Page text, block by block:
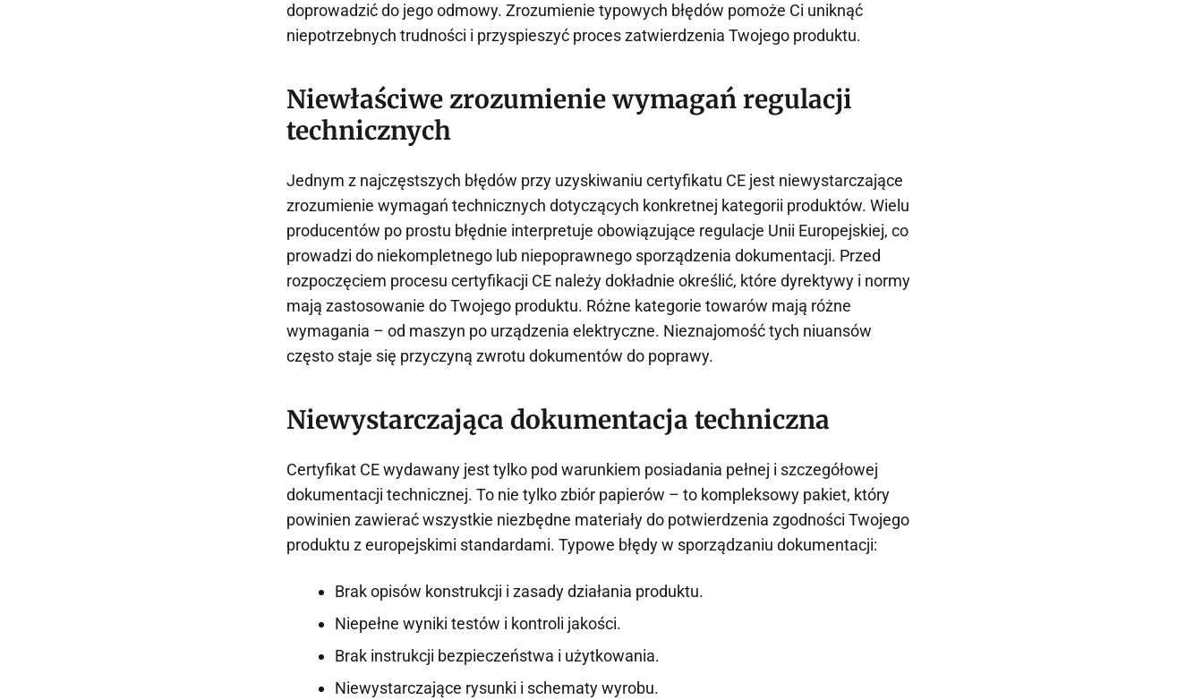
doprowadzić do jego odmowy. Zrozumienie typowych błędów pomoże Ci uniknąć
niepotrzebnych trudności i przyspieszyć proces zatwierdzenia Twojego produktu.
Niewłaściwe zrozumienie wymagań regulacji
technicznych
Jednym z najczęstszych błędów przy uzyskiwaniu certyfikatu CE jest niewystarczające
zrozumienie wymagań technicznych dotyczących konkretnej kategorii produktów. Wielu
producentów po prostu błędnie interpretuje obowiązujące regulacje Unii Europejskiej, co
prowadzi do niekompletnego lub niepoprawnego sporządzenia dokumentacji. Przed
rozpoczęciem procesu certyfikacji CE należy dokładnie określić, które dyrektywy i normy
mają zastosowanie do Twojego produktu. Różne kategorie towarów mają różne
wymagania – od maszyn po urządzenia elektryczne. Nieznajomość tych niuansów
często staje się przyczyną zwrotu dokumentów do poprawy.
Niewystarczająca dokumentacja techniczna
Certyfikat CE wydawany jest tylko pod warunkiem posiadania pełnej i szczegółowej
dokumentacji technicznej. To nie tylko zbiór papierów – to kompleksowy pakiet, który
powinien zawierać wszystkie niezbędne materiały do potwierdzenia zgodności Twojego
produktu z europejskimi standardami. Typowe błędy w sporządzaniu dokumentacji:
Brak opisów konstrukcji i zasady działania produktu.
Niepełne wyniki testów i kontroli jakości.
Brak instrukcji bezpieczeństwa i użytkowania.
Niewystarczające rysunki i schematy wyrobu.